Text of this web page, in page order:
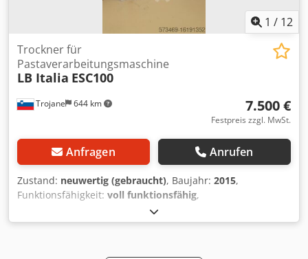
1 / 12
Trojane 644 km
Trockner für
Pastaverarbeitungsmaschine
LB Italia ESC100
7.500 €
Festpreis zzgl. MwSt.
Anfragen Anrufen
Zustand: neuwertig (gebraucht), Baujahr: 2015,
Funktionsfähigkeit: voll funktionsfähig,
Maschinen-/Fahrzeugnummer:
Dokumentation/Handbuch, TROCKNER FÜR FRISCHE